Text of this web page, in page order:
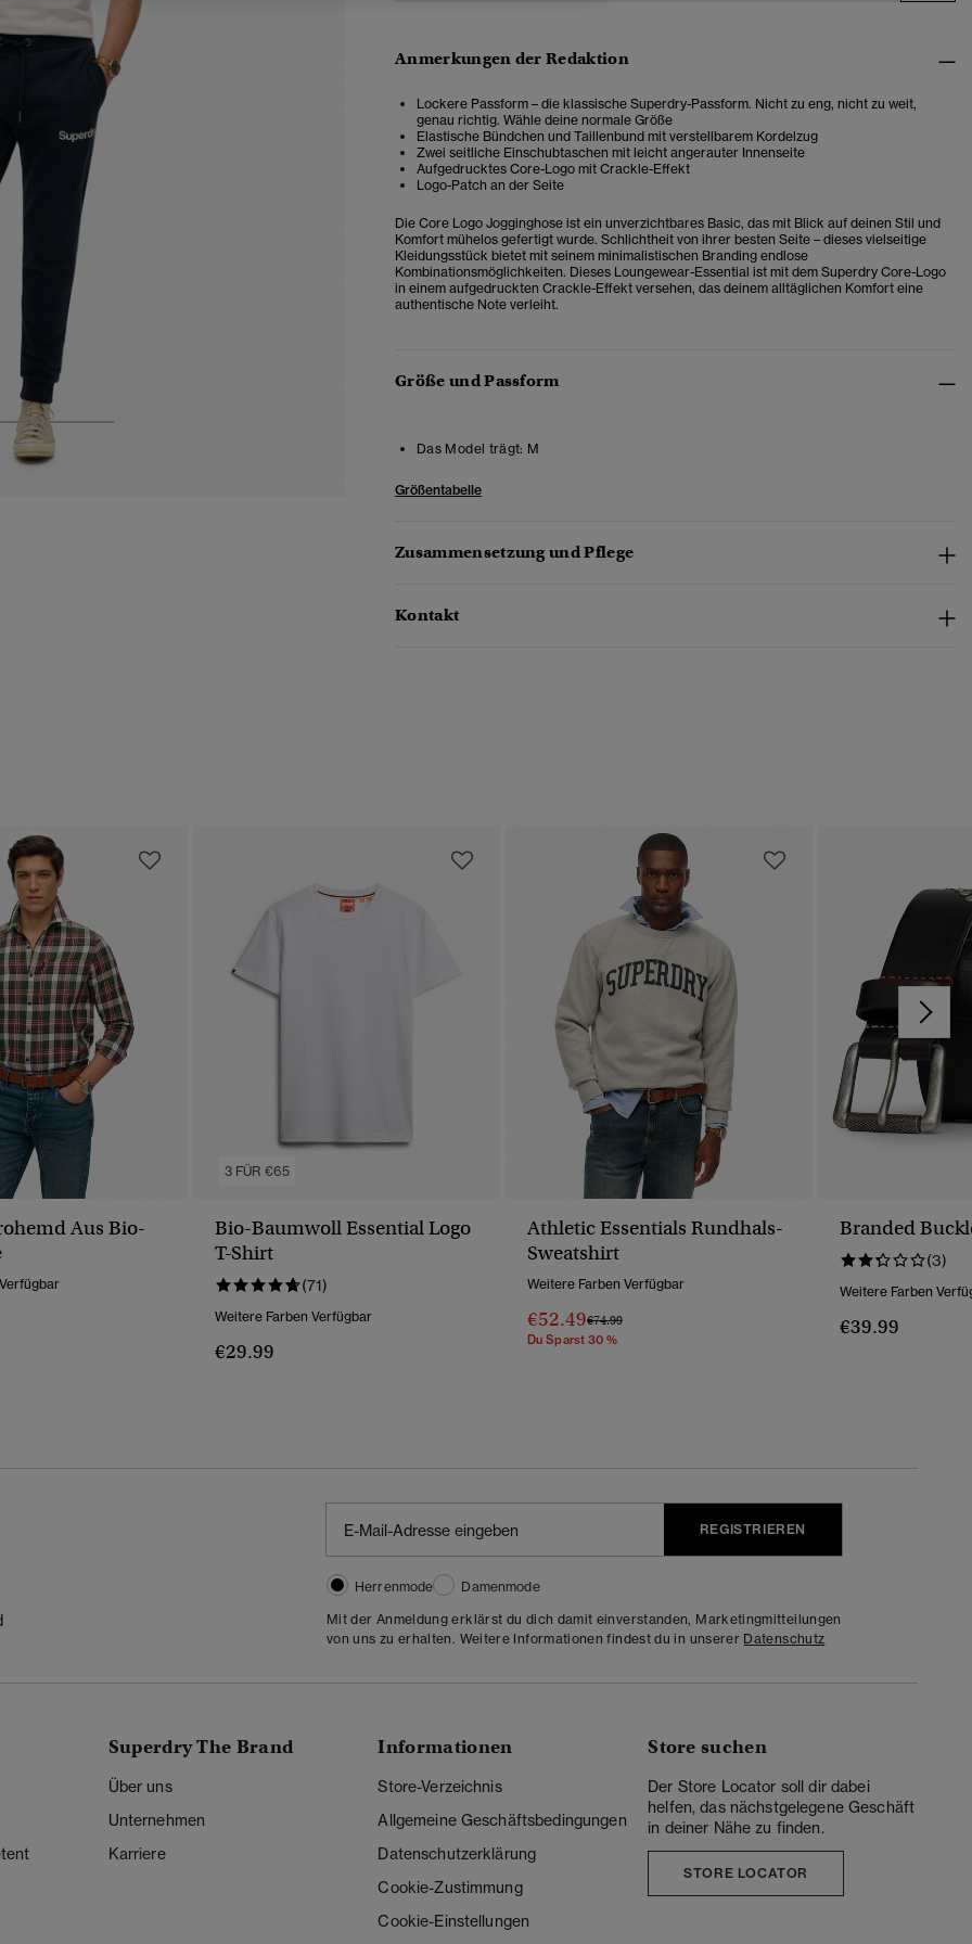
3 4
Anmerkungen der Redaktion
Lockere Passform – die klassische Superdry-Passform. Nicht zu eng, nicht zu weit,
genau richtig. Wähle deine normale Größe
Elastische Bündchen und Taillenbund mit verstellbarem Kordelzug
Zwei seitliche Einschubtaschen mit leicht angerauter Innenseite
Aufgedrucktes Core-Logo mit Crackle-Effekt
Logo-Patch an der Seite
Die Core Logo Jogginghose ist ein unverzichtbares Basic, das mit Blick auf deinen Stil und
Komfort mühelos gefertigt wurde. Schlichtheit von ihrer besten Seite – dieses vielseitige
Kleidungsstück bietet mit seinem minimalistischen Branding endlose
Kombinationsmöglichkeiten. Dieses Loungewear-Essential ist mit dem Superdry Core-Logo
in einem aufgedruckten Crackle-Effekt versehen, das deinem alltäglichen Komfort eine
authentische Note verleiht.
Größe und Passform
Das Model trägt: M
Größentabelle
Zusammensetzung und Pflege
Kontakt
Aus Bio-
3 FÜR €65
Bio-Baumwoll Essential Logo
T-Shirt
(71)
Weitere Farben Verfügbar
€29.99
Athletic Essentials Rundhals-
Sweatshirt
Weitere Farben Verfügbar
€52.49Preis Wurde Reduziert Von
€74.99Bis
Du Sparst 30 %
Branded
(3)
Weitere Farben
€39.99
REGISTRIEREN
Herrenmode
Damenmode
Mit der Anmeldung erklärst du dich damit einverstanden, Marketingmitteilungen
von uns zu erhalten. Weitere Informationen findest du in unserer Datenschutz
Superdry The Brand
Über uns
Unternehmen
Karriere
Informationen
Store-Verzeichnis
Allgemeine Geschäftsbedingungen
Datenschutzerklärung
Cookie-Zustimmung
Cookie-Einstellungen
Store suchen
Der Store Locator soll dir dabei
helfen, das nächstgelegene Geschäft
in deiner Nähe zu finden.
STORE LOCATOR